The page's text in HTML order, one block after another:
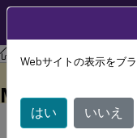
Profile Management
ローカル
Management
Webサイトの表示をブ
はい いいえ